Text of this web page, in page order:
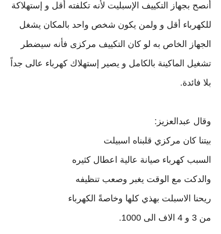
أنصح بجهاز التكييف الإسبليت لأنه تكلفته أقل و إستهلاكة
للكهرباء أقل و ولمن يكون شخص واحد بالمكان يشغل
الجهاز الخاص به لو كان التكييف مركزى فأنه سيضطر
تشغيل الماكينة بالكامل و يصير إستهلاك كهرباء عالى جداً
بلا فائدة.
وقال عبدالعزيز:
بيتنا كان مركزي قلبناه اسبيلت
‏السبب كهرباء صيانة عالية اعطال كثيره
‏والدكت مع الوقت يغبر وصعب تنظيفه
‏ريحنا الاسبلت بهذي كلها وخاصةً الكهرباء
‏من 3 و 4 الاف الى 1000.